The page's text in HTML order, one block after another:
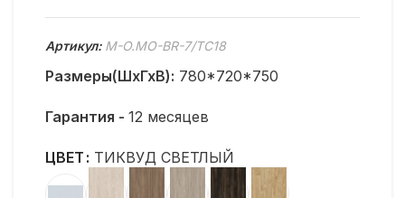
Артикул: M-O.MO-BR-7/ТС18
Размеры(ШхГхВ): 780*720*750
Гарантия - 12 месяцев
ЦВЕТ ТИКВУД СВЕТЛЫЙ